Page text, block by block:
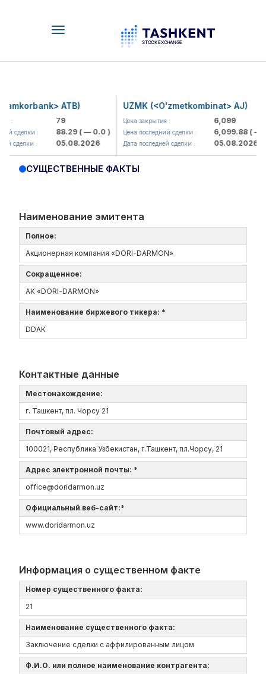
Toggle
ATB)
79
сделки : 88.29( — 0.0 )
сделки : 05.08.2026
UZMK (<O'zmetkombinat> AJ)
Цена закрытия : 6,099
Цена последний сделки : 6,099.88( —
Дата последней сделки : 05.08.2026
СУЩЕСТВЕННЫЕ ФАКТЫ
Наименование эмитента
Полное:
Акционерная компания «DORI-DARMON»
Сокращенное:
АК «DORI-DARMON»
Наименование биржевого тикера: *
DDAK
Контактные данные
Местонахождение:
г. Ташкент, пл. Чорсу 21
Почтовый адрес:
100021, Республика Узбекистан, г.Ташкент, пл.Чорсу, 21
Адрес электронной почты: *
office@doridarmon.uz
Официальный веб-сайт:*
www.doridarmon.uz
Информация о существенном факте
Номер существенного факта:
21
Наименование существенного факта:
Заключение сделки с аффилированным лицом
Ф.И.О. или полное наименование контрагента: